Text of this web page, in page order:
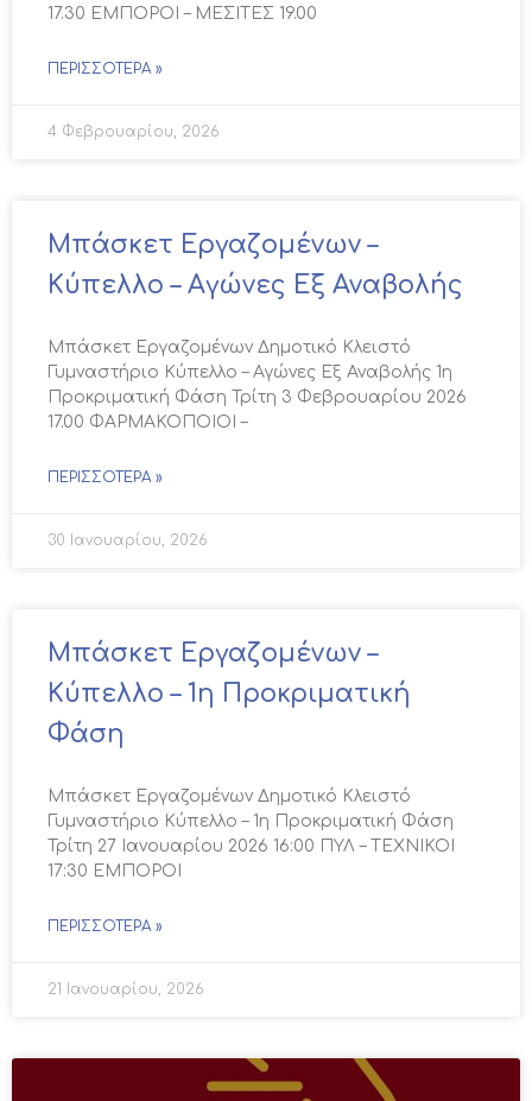
17.30 ΕΜΠΟΡΟΙ – ΜΕΣΙΤΕΣ 19.00
ΠΕΡΙΣΣΌΤΕΡΑ »
4 Φεβρουαρίου, 2026
Μπάσκετ Εργαζομένων –
Κύπελλο – Αγώνες Εξ Αναβολής
Μπάσκετ Εργαζομένων Δημοτικό Κλειστό
Γυμναστήριο Κύπελλο – Αγώνες Εξ Αναβολής 1η
Προκριματική Φάση Τρίτη 3 Φεβρουαρίου 2026
17.00 ΦΑΡΜΑΚΟΠΟΙΟΙ –
ΠΕΡΙΣΣΌΤΕΡΑ »
30 Ιανουαρίου, 2026
Μπάσκετ Εργαζομένων –
Κύπελλο – 1η Προκριματική
Φάση
Μπάσκετ Εργαζομένων Δημοτικό Κλειστό
Γυμναστήριο Κύπελλο – 1η Προκριματική Φάση
Τρίτη 27 Ιανουαρίου 2026 16:00 ΠΥΛ – ΤΕΧΝΙΚΟΙ
17:30 ΕΜΠΟΡΟΙ
ΠΕΡΙΣΣΌΤΕΡΑ »
21 Ιανουαρίου, 2026